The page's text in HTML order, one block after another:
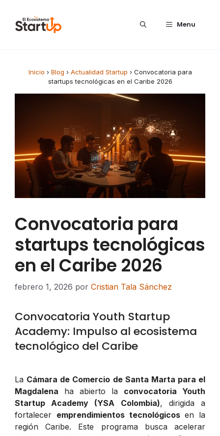
Menu
Inicio › Blog › Actualidad Startup › Convocatoria para
startups tecnológicas en el Caribe 2026
Convocatoria para
startups tecnológicas
en el Caribe 2026
febrero 1, 2026 por Cristian Tala Sánchez
Convocatoria Youth Startup
Academy: Impulso al ecosistema
tecnológico del Caribe
La Cámara de Comercio de Santa Marta para el
Magdalena ha abierto la convocatoria Youth
Startup Academy (YSA Colombia), dirigida a
fortalecer emprendimientos tecnológicosen la
región Caribe. Este programa busca acelerar